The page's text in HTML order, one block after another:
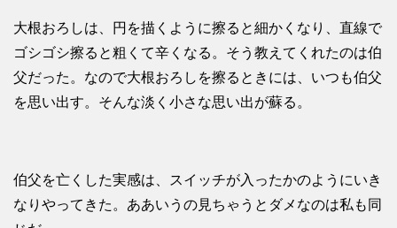
大根おろしは、円を描くように擦ると細かくなり、直線で
ゴシゴシ擦ると粗くて辛くなる。そう教えてくれたのは伯
父だった。なので大根おろしを擦るときには、いつも伯父
を思い出す。そんな淡く小さな思い出が蘇る。
伯父を亡くした実感は、スイッチが入ったかのようにいき
なりやってきた。ああいうの見ちゃうとダメなのは私も同